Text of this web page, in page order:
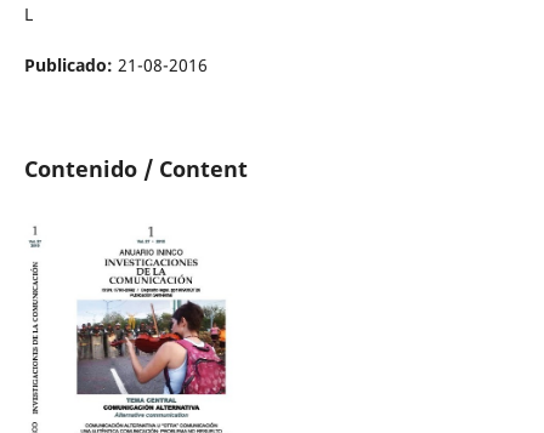
L
Publicado: 21-08-2016
Contenido / Content